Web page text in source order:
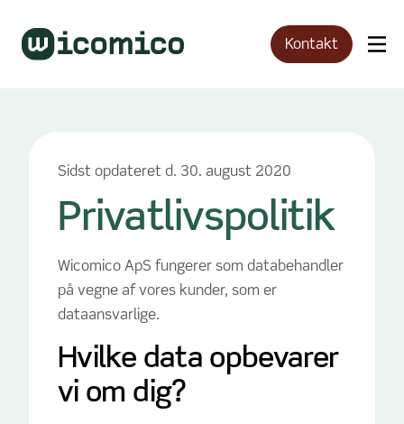
Kontakt
Sidst opdateret d. 30. august 2020
Privatlivspolitik
Wicomico ApS fungerer som databehandler
på vegne af vores kunder, som er
dataansvarlige.
Hvilke data opbevarer
vi om dig?